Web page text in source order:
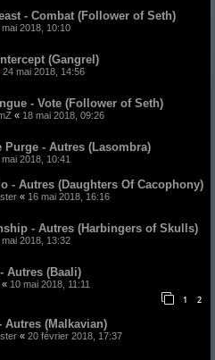
- Combat (Follower of Seth)
mai 2018, 10:10
(Gangrel)
24 mai 2018, 14:56
- Vote (Follower of Seth)
« 18 mai 2018, 09:26
Purge - Autres (Lasombra)
mai 2018, 10:41
- Autres (Daughters Of Cacophony)
« 16 mai 2018, 16:16
- Autres (Harbingers of Skulls)
mai 2018, 13:32
Autres (Baali)
« 10 mai 2018, 11:11
1 2
Autres (Malkavian)
« 20 février 2018, 17:37